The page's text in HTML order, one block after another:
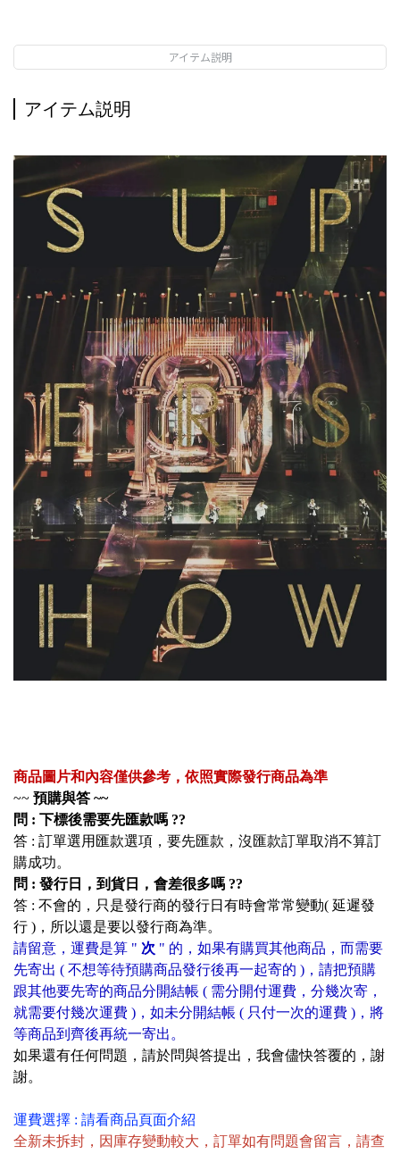
アイテム説明
アイテム説明
商品圖片和內容僅供參考，依照實際發行商品為準
~~ 預購與答 ~~
問 : 下標後需要先匯款嗎 ??
答 : 訂單選用匯款選項 ， 要先匯款，沒匯款訂單取消不算訂
購成功。
問 : 發行日，到貨日，會差很多嗎 ??
答 : 不會的，只是發行商的發行日有時會常常變動( 延遲發
行 )，所以還是要以發行商為準。
請留意，運費是算 " 次 " 的，如果有購買其他商品，而需要
先寄出 ( 不想等待預購商品發行後再一起寄的 )，請把預購
跟其他要先寄的商品分開結帳 ( 需分開付運費，分幾次寄，
就需要付幾次運費 )，如未分開結帳 ( 只付一次的運費 )，將
等商品到齊後再統一寄出。
如果還有任何問題，請於問與答提出，我會儘快答覆的，謝
謝。
運費選擇 : 請看商品頁面介紹
全新未拆封，因庫存變動較大，訂單如有問題會留言，請查